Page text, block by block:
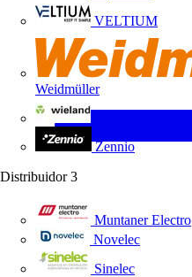
VELTIUM
Weidmüller
Zennio
Distribuidor 3
Muntaner Electro
Novelec
Sinelec